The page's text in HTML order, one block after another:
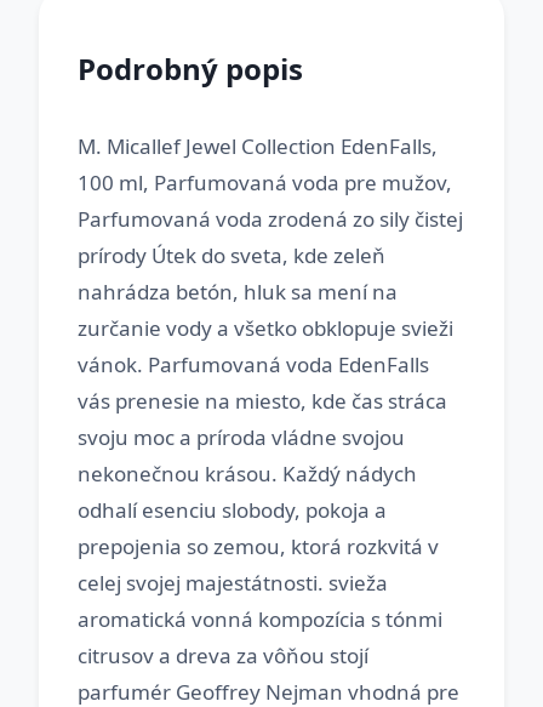
Podrobný popis
M. Micallef Jewel Collection EdenFalls,
100 ml, Parfumovaná voda pre mužov,
Parfumovaná voda zrodená zo sily čistej
prírody Útek do sveta, kde zeleň
nahrádza betón, hluk sa mení na
zurčanie vody a všetko obklopuje svieži
vánok. Parfumovaná voda EdenFalls
vás prenesie na miesto, kde čas stráca
svoju moc a príroda vládne svojou
nekonečnou krásou. Každý nádych
odhalí esenciu slobody, pokoja a
prepojenia so zemou, ktorá rozkvitá v
celej svojej majestátnosti. svieža
aromatická vonná kompozícia s tónmi
citrusov a dreva za vôňou stojí
parfumér Geoffrey Nejman vhodná pre